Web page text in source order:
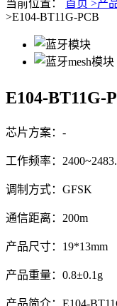
当前位置： 首页 >产
>E104-BT11G-PCB
E104-BT11G-
芯片方案：-
工作频率：
调制方式：GFSK
通信距离：200m
产品尺寸：19*13mm
产品重量：0.8±0.1g
产品简介：E104-